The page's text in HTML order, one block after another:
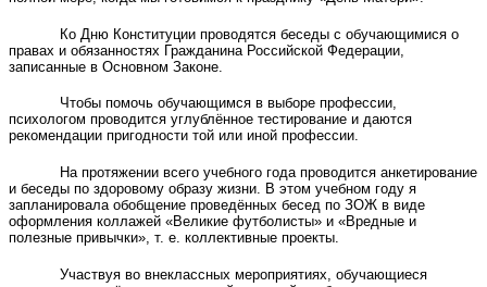
Ко Дню Конституции проводятся беседы с обучающимися о
правах и обязанностях Гражданина Российской Федерации,
записанные в Основном Законе.
Чтобы помочь обучающимся в выборе профессии,
психологом проводится углублённое тестирование и даются
рекомендации пригодности той или иной профессии.
На протяжении всего учебного года проводится анкетирование
и беседы по здоровому образу жизни. В этом учебном году я
запланировала обобщение проведённых бесед по ЗОЖ в виде
оформления коллажей «Великие футболисты» и «Вредные и
полезные привычки», т. е. коллективные проекты.
Участвуя во внеклассных мероприятиях, обучающиеся